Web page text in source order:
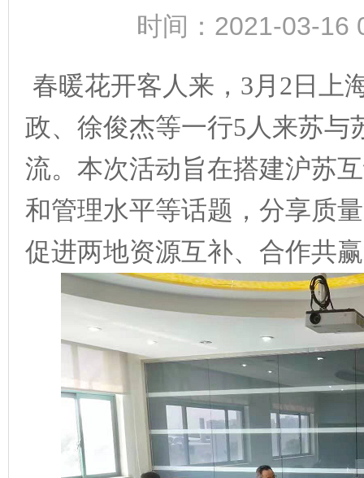
时间：2021-03-16
春暖花开客人来， 3月 2日上
政、徐俊杰等一行5人来苏与
流。本次活动旨在搭建沪苏
和管理水平等话题，分享质
促进两地资源互补、合作共